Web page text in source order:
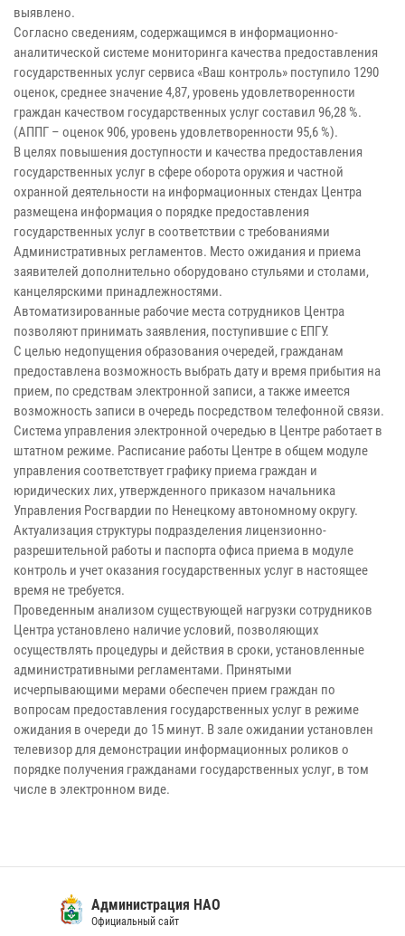
выявлено.
Согласно сведениям, содержащимся в информационно-
аналитической системе мониторинга качества предоставления
государственных услуг сервиса «Ваш контроль» поступило 1290
оценок, среднее значение 4,87, уровень удовлетворенности
граждан качеством государственных услуг составил 96,28 %.
(АППГ – оценок 906, уровень удовлетворенности 95,6 %).
В целях повышения доступности и качества предоставления
государственных услуг в сфере оборота оружия и частной
охранной деятельности на информационных стендах Центра
размещена информация о порядке предоставления
государственных услуг в соответствии с требованиями
Административных регламентов. Место ожидания и приема
заявителей дополнительно оборудовано стульями и столами,
канцелярскими принадлежностями.
Автоматизированные рабочие места сотрудников Центра
позволяют принимать заявления, поступившие с ЕПГУ.
С целью недопущения образования очередей, гражданам
предоставлена возможность выбрать дату и время прибытия на
прием, по средствам электронной записи, а также имеется
возможность записи в очередь посредством телефонной связи.
Система управления электронной очередью в Центре работает в
штатном режиме. Расписание работы Центре в общем модуле
управления соответствует графику приема граждан и
юридических лих, утвержденного приказом начальника
Управления Росгвардии по Ненецкому автономному округу.
Актуализация структуры подразделения лицензионно-
разрешительной работы и паспорта офиса приема в модуле
контроль и учет оказания государственных услуг в настоящее
время не требуется.
Проведенным анализом существующей нагрузки сотрудников
Центра установлено наличие условий, позволяющих
осуществлять процедуры и действия в сроки, установленные
административными регламентами. Принятыми
исчерпывающими мерами обеспечен прием граждан по
вопросам предоставления государственных услуг в режиме
ожидания в очереди до 15 минут. В зале ожидании установлен
телевизор для демонстрации информационных роликов о
порядке получения гражданами государственных услуг, в том
числе в электронном виде.
Администрация НАО
Официальный сайт